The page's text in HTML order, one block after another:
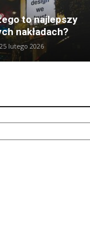
to najlepszy
nakładach?
25 lutego 2026